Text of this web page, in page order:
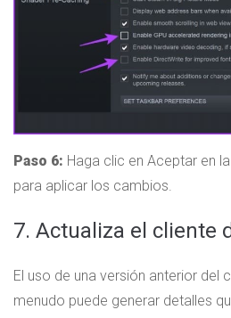
Paso 6: Haga clic en Aceptar en
para aplicar los cambios.
7. Actualiza el cliente
El uso de una versión anterior del
menudo puede generar detalles